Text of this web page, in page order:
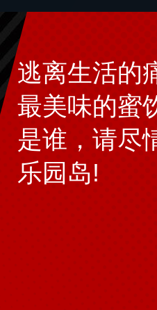
逃离生活
最美味的蜜
是谁，请尽
乐园岛!